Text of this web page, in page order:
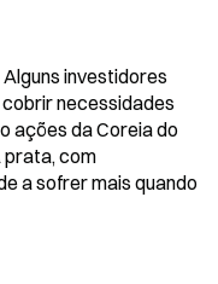
investidores
necessidades
ações da Coreia do
prata, com
a sofrer mais quando